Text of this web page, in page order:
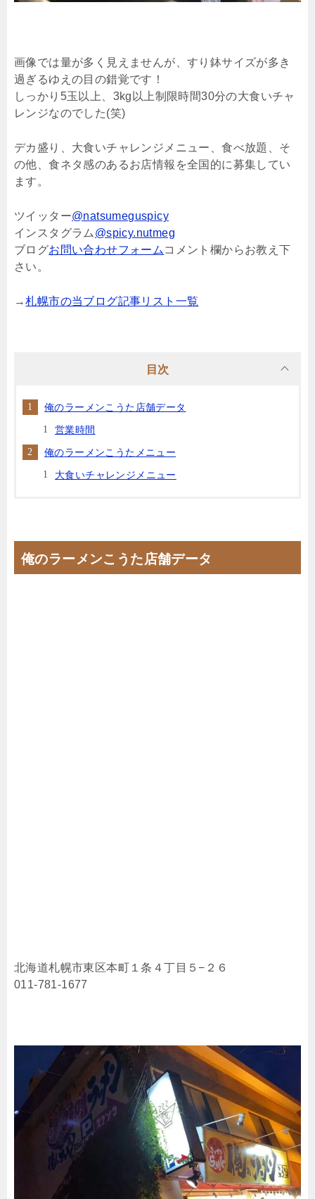
画像では量が多く見えませんが、すり鉢サイズが多き
過ぎるゆえの目の錯覚です！
しっかり5玉以上、3kg以上制限時間30分の大食いチャ
レンジなのでした(笑)
デカ盛り、大食いチャレンジメニュー、食べ放題、そ
の他、食ネタ感のあるお店情報を全国的に募集してい
ます。
ツイッター@natsumeguspicy
インスタグラム @spicy.nutmeg
ブログお問い合わせフォーム コメント欄からお教え下
さい。
→札幌市の当ブログ記事リスト一覧
目次
俺のラーメンこうた店舗データ
営業時間
俺のラーメンこうたメニュー
大食いチャレンジメニュー
俺のラーメンこうた店舗データ
北海道札幌市東区本町１条４丁目５−２６
011-781-1677